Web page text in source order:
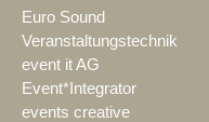
Euro Sound
Veranstaltungstechnik
event it AG
Event*Integrator
events creative